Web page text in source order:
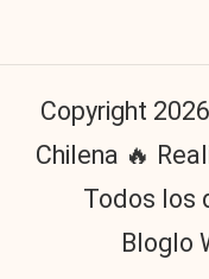
Copyright
Chilena 🔥
Todos los
Bloglo